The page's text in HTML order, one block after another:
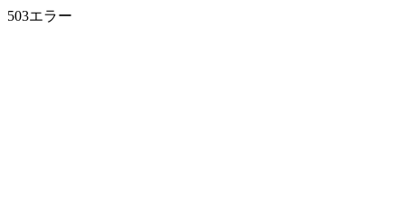
503エラー